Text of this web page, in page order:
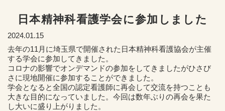
日本精神科看護学会に参加しました
2024.01.15
去年の11月に埼玉県で開催された日本精神科看護協会が主催
する学会に参加してきました。
コロナの影響でオンデマンドの参加をしてきましたがひさび
さに現地開催に参加することができました。
学会となると全国の認定看護師に再会して交流を持つことも
大きな目的になっていました。今回は数年ぶりの再会を果た
し大いに盛り上がりました。